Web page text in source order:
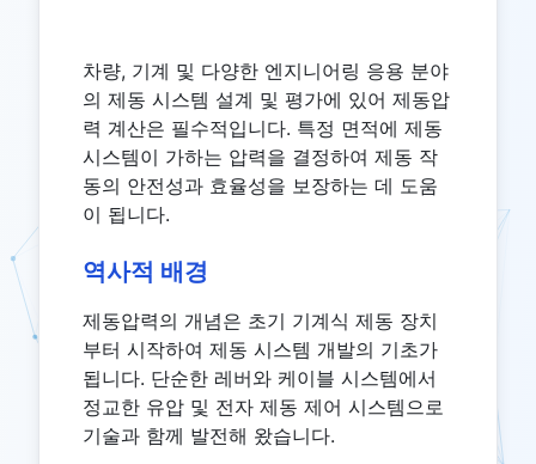
차량, 기계 및 다양한 엔지니어링 응용 분야
의 제동 시스템 설계 및 평가에 있어 제동압
력 계산은 필수적입니다. 특정 면적에 제동
시스템이 가하는 압력을 결정하여 제동 작
동의 안전성과 효율성을 보장하는 데 도움
이 됩니다.
역사적 배경
제동압력의 개념은 초기 기계식 제동 장치
부터 시작하여 제동 시스템 개발의 기초가
됩니다. 단순한 레버와 케이블 시스템에서
정교한 유압 및 전자 제동 제어 시스템으로
기술과 함께 발전해 왔습니다.